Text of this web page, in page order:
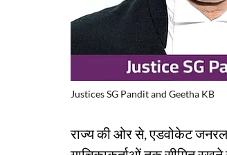
Justices SG Pandit and Geetha KB
राज्य की ओर से, एडवोकेट